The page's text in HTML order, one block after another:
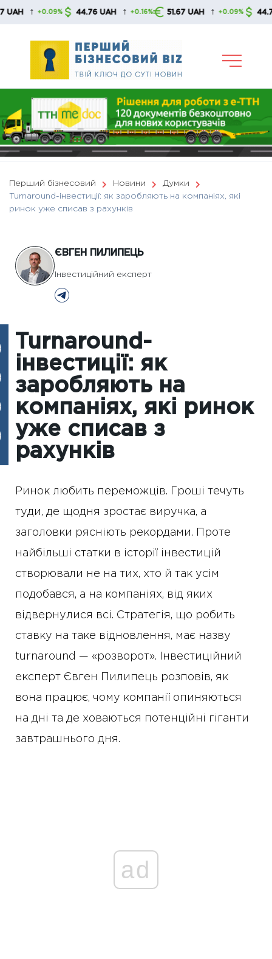
Skip
44.76 UAH ↑ +0.16% 51.67 UAH ↑ +0.09% 44.76 UAH ↑
Перший бізнесовий Новини
Думки
Turnaround-інвестиції: як заробляють на компаніях, які
ринок уже списав з рахунків
ЄВГЕН ПИЛИПЕЦЬ
Інвестиційний експерт
Turnaround-
інвестиції: як
заробляють на
компаніях, які ринок
уже списав з
рахунків
Ринок любить переможців. Гроші течуть
туди, де щодня зростає виручка, а
заголовки рясніють рекордами. Проте
найбільші статки в історії інвестицій
створювали не на тих, хто й так усім
подобався, а на компаніях, від яких
відвернулися всі. Стратегія, що робить
ставку на таке відновлення, має назву
turnaround — «розворот». Інвестиційний
експерт Євген Пилипець розповів, як
вона працює, чому компанії опиняються
на дні та де ховаються потенційні гіганти
завтрашнього дня.
ad